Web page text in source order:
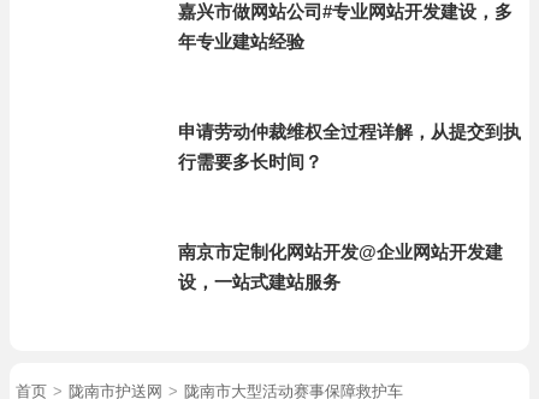
嘉兴市做网站公司#专业网站开发建设，多
年专业建站经验
申请劳动仲裁维权全过程详解，从提交到执
行需要多长时间？
南京市定制化网站开发@企业网站开发建
设，一站式建站服务
首页 > 陇南市护送网 > 陇南市大型活动赛事保障救护车